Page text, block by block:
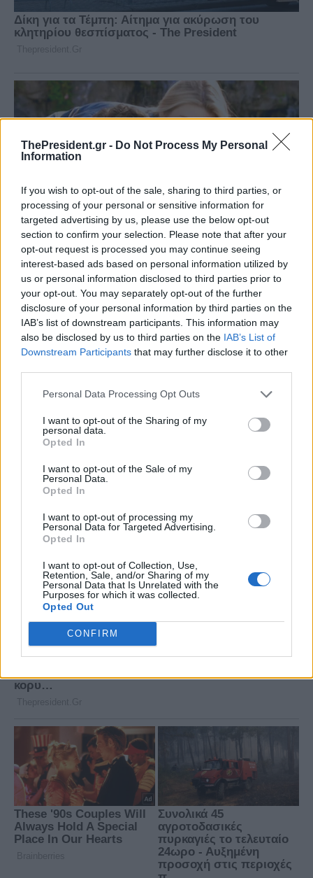
ThePresident.gr - Do Not Process My Personal
Information
If you wish to opt-out of the sale, sharing to third parties, or
processing of your personal or sensitive information for
targeted advertising by us, please use the below opt-out
section to confirm your selection. Please note that after your
opt-out request is processed you may continue seeing
interest-based ads based on personal information utilized by
us or personal information disclosed to third parties prior to
your opt-out. You may separately opt-out of the further
disclosure of your personal information by third parties on the
IAB’s list of downstream participants. This information may
also be disclosed by us to third parties on the IAB’s List of
Downstream Participants that may further disclose it to other
Personal Data Processing Opt Outs
I want to opt-out of the Sharing of my
personal data.
Opted In
I want to opt-out of the Sale of my
Personal Data.
Opted In
I want to opt-out of processing my
Personal Data for Targeted Advertising.
Opted In
I want to opt-out of Collection, Use,
Retention, Sale, and/or Sharing of my
Personal Data that Is Unrelated with the
Purposes for which it was collected.
Opted Out
CONFIRM